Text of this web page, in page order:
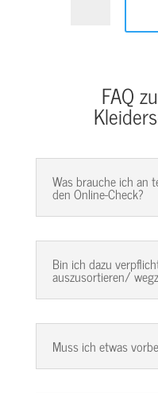
FAQ
Was brauche ich an
den Online-Check?
Bin ich dazu
auszusortieren/
Muss ich etwas